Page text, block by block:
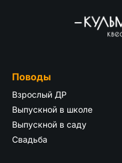
Поводы
Взрослый ДР
Выпускной в школе
Выпускной в саду
Свадьба